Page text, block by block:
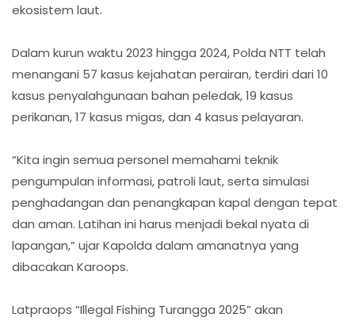
ekosistem laut.
Dalam kurun waktu 2023 hingga 2024, Polda NTT telah
menangani 57 kasus kejahatan perairan, terdiri dari 10
kasus penyalahgunaan bahan peledak, 19 kasus
perikanan, 17 kasus migas, dan 4 kasus pelayaran.
“Kita ingin semua personel memahami teknik
pengumpulan informasi, patroli laut, serta simulasi
penghadangan dan penangkapan kapal dengan tepat
dan aman. Latihan ini harus menjadi bekal nyata di
lapangan,” ujar Kapolda dalam amanatnya yang
dibacakan Karoops.
Latpraops “Illegal Fishing Turangga 2025” akan